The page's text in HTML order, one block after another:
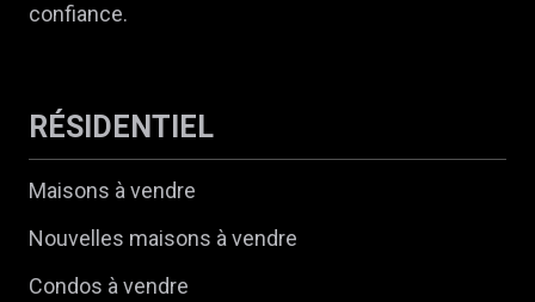
confiance.
RÉSIDENTIEL
Maisons à vendre
Nouvelles maisons à vendre
Condos à vendre